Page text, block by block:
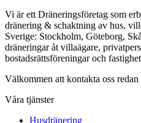
Vi är ett Dräneringsföretag som
dränering & schaktning av hus,
Sverige: Stockholm, Göteborg,
dräneringar åt villaägare,
bostadsrättsföreningar och
Välkommen att kontakta oss redan
Våra tjänster
Husdränering